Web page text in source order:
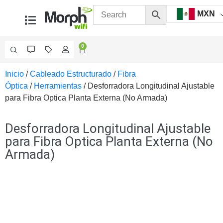
MXN
0
Videovigilancia
Accesorios
Generales
Ethernet y
FibraAccesorios
para
Computadora
Inicio /Cableado Estructurado / Fibra
Óptica / Herramientas / Desforradora Longitudinal Ajustable
para Fibra Optica Planta Externa (No Armada)
Desforradora Longitudinal Ajustable
para Fibra Optica Planta Externa (No
Armada)